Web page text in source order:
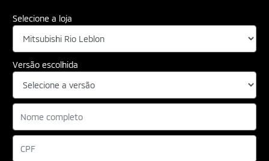
Selecione a loja
Versão escolhida